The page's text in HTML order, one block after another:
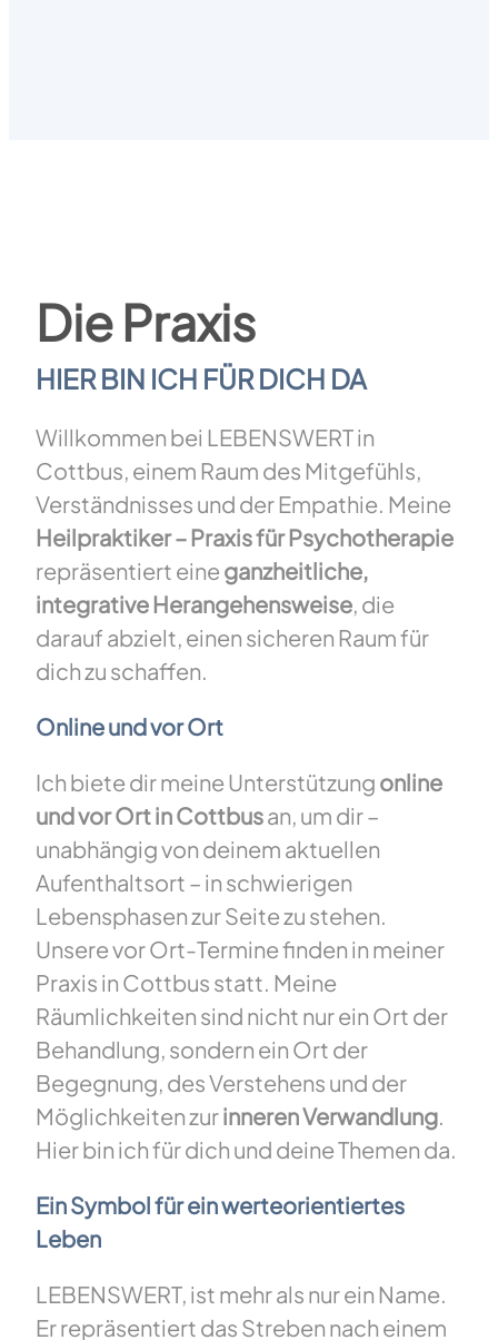
Die Praxis
HIER BIN ICH FÜR DICH DA
Willkommen bei LEBENSWERT in
Cottbus, einem Raum des Mitgefühls,
Verständnisses und der Empathie. Meine
Heilpraktiker – Praxis für Psychotherapie
repräsentiert eine ganzheitliche,
integrative Herangehensweise, die
darauf abzielt, einen sicheren Raum für
dich zu schaffen.
Online und vor Ort
Ich biete dir meine Unterstützung online
und vor Ortin Cottbusan, um dir –
unabhängig von deinem aktuellen
Aufenthaltsort – in schwierigen
Lebensphasen zur Seite zu stehen.
Unsere vor Ort-Termine finden in meiner
Praxis in Cottbus statt. Meine
Räumlichkeiten sind nicht nur ein Ort der
Behandlung, sondern ein Ort der
Begegnung, des Verstehens und der
Möglichkeiten zurinneren Verwandlung
Hier bin ich für dich und deine Themen da.
Ein Symbol für ein werteorientiertes
Leben
LEBENSWERT, ist mehr als nur ein Name.
Er repräsentiert das Streben nach einem